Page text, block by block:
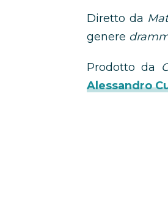
Diretto da
genere
Prodotto da
Alessandro